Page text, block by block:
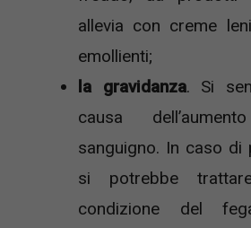
allevia con creme
emollienti;
la gravidanza. Si
causa
sanguigno. In caso di
si potrebbe
condizione del